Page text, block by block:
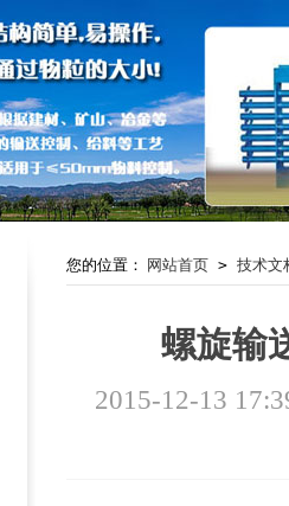
您的位置： 网站首页 > 技术文
螺旋输
2015-12-13